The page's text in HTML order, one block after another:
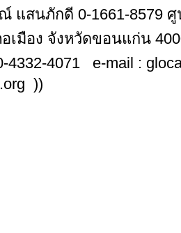
แสนภักดี 0-1661-8579
เมือง จังหวัดขอนแก่น
4332-4071 e-mail :
))